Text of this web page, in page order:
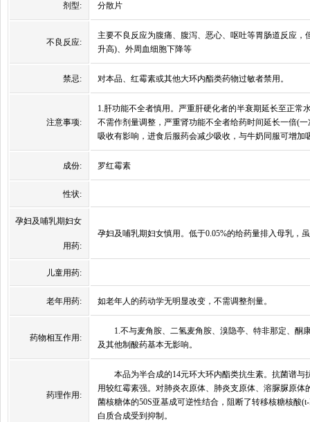
剂型: 分散片
不良反应:
主要不良反应为腹痛、腹泻、恶心、呕吐等胃肠道反应
升高)、外周血细胞下降等
禁忌: 对本品、红霉素或其他大环内酯类药物过敏者禁用。
注意事项:
1.肝功能不全者慎用。严重肝硬化者的半衰期延长至正
不需作剂量调整，严重肾功能不全者给药时间延长一
吸收有影响，进食后服药会减少吸收，与牛奶同服可
成份: 罗红霉素
性状:
孕妇及哺乳期妇女
用药:
孕妇及哺乳期妇女慎用。低于0.05%的给药量排入母乳，
儿童用药:
老年用药: 如老年人的药动学无明显改变，不需调整剂量。
药物相互作用:
1.不与麦角胺、二氢麦角胺、溴隐亭、特非那定、酮
及其他制酸药基本无影响。
药理作用:
本品为半合成的14元环大环内酯类抗生素。抗菌谱与
用较红霉素强。对肺炎衣原体、肺炎支原体、溶脲脲原
菌核糖体的50S亚基成可逆性结合，阻断了转移核糖核酸
白质合成受到抑制。